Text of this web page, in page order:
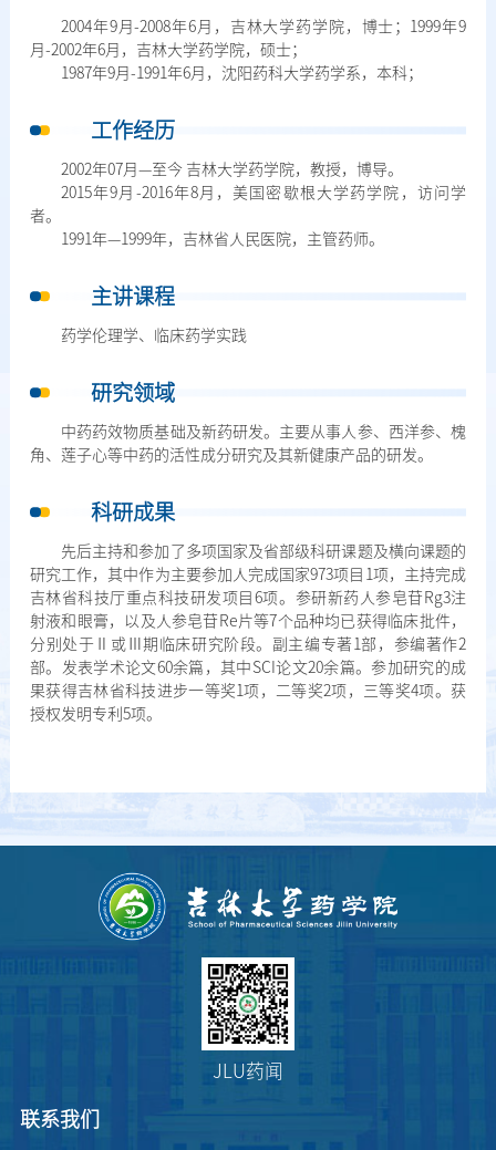
2004年9月-2008年6月，吉林大学药学院，博士；1999年9
月-2002年6月，吉林大学药学院，硕士；
1987年9月-1991年6月，沈阳药科大学药学系，本科；
工作经历
2002年07月—至今 吉林大学药学院，教授，博导。
2015年9月-2016年8月，美国密歇根大学药学院，访问学
者。
1991年—1999年，吉林省人民医院，主管药师。
主讲课程
药学伦理学、临床药学实践
研究领域
中药药效物质基础及新药研发。主要从事人参、西洋参、槐
角、莲子心等中药的活性成分研究及其新健康产品的研发。
科研成果
先后主持和参加了多项国家及省部级科研课题及横向课题的
研究工作，其中作为主要参加人完成国家973项目1项，主持完成
吉林省科技厅重点科技研发项目6项。参研新药人参皂苷Rg3注
射液和眼膏，以及人参皂苷Re片等7个品种均已获得临床批件，
分别处于Ⅱ或Ⅲ期临床研究阶段。副主编专著1部，参编著作2
部。发表学术论文60余篇，其中SCI论文20余篇。参加研究的成
果获得吉林省科技进步一等奖1项，二等奖2项，三等奖4项。获
授权发明专利5项。
JLU药闻
联系我们